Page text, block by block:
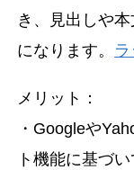
き、見出しや
になります。
メリット：
・Googleや
ト機能に基づ